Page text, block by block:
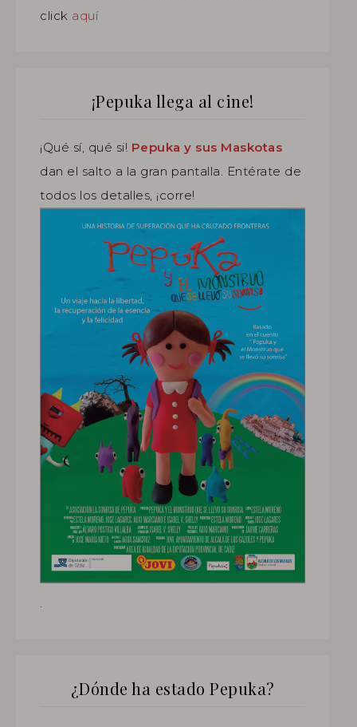
click aquí
¡Pepuka llega al cine!
¡Qué sí, qué si! Pepuka y sus Maskotas
dan el salto a la gran pantalla. Entérate de
todos los detalles, ¡corre!
¿Dónde ha estado Pepuka?